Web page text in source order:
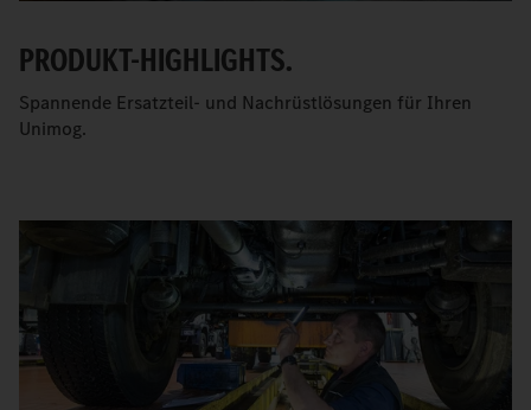
PRODUKT-HIGHLIGHTS.
Spannende Ersatzteil- und Nachrüstlösungen für Ihren
Unimog.